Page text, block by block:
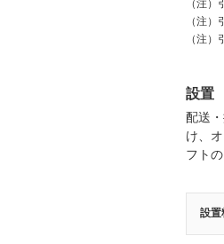
（注）
（注）
（注）
設置
配送
け、
フト
設置